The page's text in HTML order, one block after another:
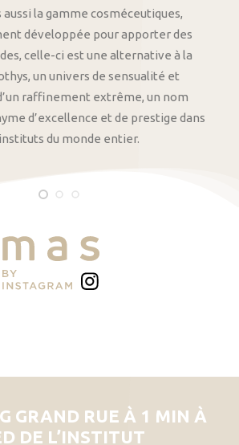
aussi la gamme cosméceutiques,
développée pour apporter des
celle-ci est une alternative à la
un univers de sensualité et
raffinement extrême, un nom
d’excellence et de prestige dans
du monde entier.
GRAND RUE À 1 MIN À
DE L’INSTITUT